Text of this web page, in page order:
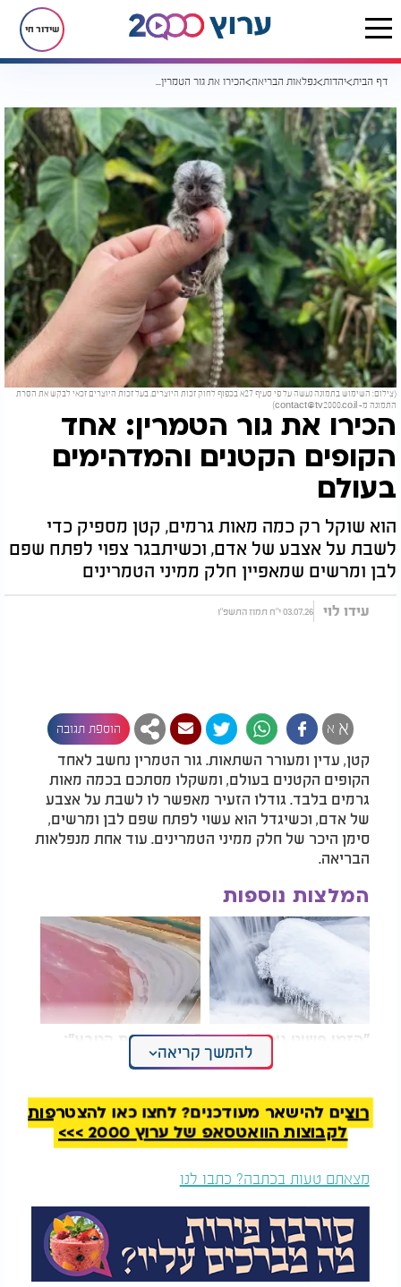
שידור חי
דף הבית יהדות נפלאות הבריאה הכירו את גור הטמרין: אחד הקופים הקטנים והמדהימים בעולם
(צילום: השימוש בתמונה נעשה על פי סעיף 27א בכפוף לחוק זכות היוצרים. בעל זכות היוצרים זכאי לבקש את הסרת
התמונה מ-contact@tv2000.co.il
)
הכירו את גור הטמרין: אחד
הקופים הקטנים והמדהימים
בעולם
הוא שוקל רק כמה מאות גרמים, קטן מספיק כדי
לשבת על אצבע של אדם, וכשיתבגר צפוי לפתח שפם
לבן ומרשים שמאפיין חלק ממיני הטמרינים
עידו לוי 03.07.26 י"ח תמוז התשפ"ו
א א הוספת תגובה
קטן, עדין ומעורר השתאות. גור הטמרין נחשב לאחד
הקופים הקטנים בעולם, ומשקלו מסתכם בכמה מאות
גרמים בלבד. גודלו הזעיר מאפשר לו לשבת על אצבע
של אדם, וכשיגדל הוא עשוי לפתח שפם לבן ומרשים,
סימן היכר של חלק ממיני הטמרינים. עוד אחת מנפלאות
הבריאה.
המלצות נוספות
"הזמן פשוט נעצר":
המפלים שקופאים
באמצע ומדהימים את
״ה' צובע את הטבע״:
האגם הורוד שמזכיר לנו
כמה העולם לא מובן
להמשך קריאה
רוצים להישאר מעודכנים? לחצו כאן להצטרפות
לקבוצות הוואטסאפ של ערוץ 2000 >>>
מצאתם טעות בכתבה? כתבו לנו